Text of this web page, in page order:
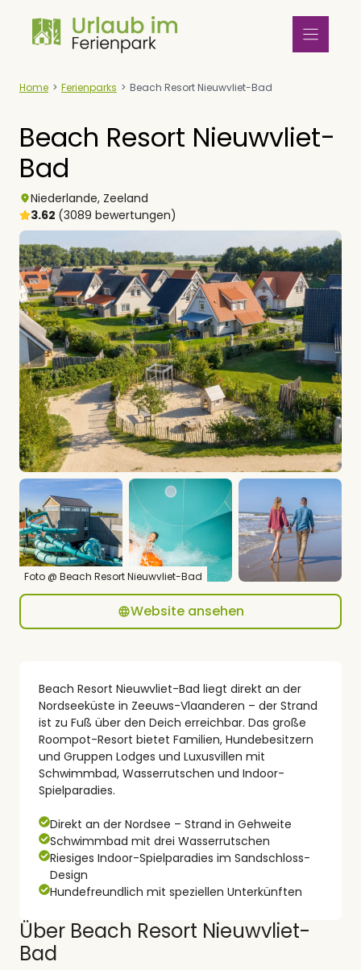
Inhalt
springen
Home > Ferienparks > Beach Resort Nieuwvliet-Bad
Beach Resort Nieuwvliet-
Bad
Niederlande, Zeeland
3.62 (3089 bewertungen)
Foto @ Beach Resort Nieuwvliet-Bad
Website ansehen
Beach Resort Nieuwvliet-Bad liegt direkt an der
Nordseeküste in Zeeuws-Vlaanderen – der Strand
ist zu Fuß über den Deich erreichbar. Das große
Roompot-Resort bietet Familien, Hundebesitzern
und Gruppen Lodges und Luxusvillen mit
Schwimmbad, Wasserrutschen und Indoor-
Spielparadies.
Direkt an der Nordsee – Strand in Gehweite
Schwimmbad mit drei Wasserrutschen
Riesiges Indoor-Spielparadies im Sandschloss-
Design
Hundefreundlich mit speziellen Unterkünften
Über Beach Resort Nieuwvliet-
Bad